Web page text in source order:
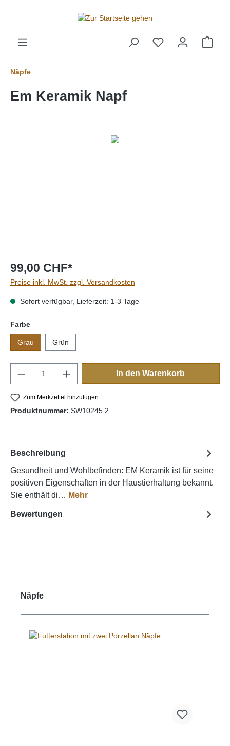
Näpfe
Em Keramik Napf
99,00 CHF*
Preise inkl. MwSt. zzgl. Versandkosten
Sofort verfügbar, Lieferzeit: 1-3 Tage
Farbeauswählen
Grau Grün
Produkt Anzahl: Gib den gewünschten
In den Warenkorb
Zum Merkzettel hinzufügen
Produktnummer: SW10245.2
Beschreibung
Gesundheit und Wohlbefinden: EM Keramik ist für seine
positiven Eigenschaften in der Haustierhaltung bekannt.
Sie enthält di… Mehr
Bewertungen
Produktgalerie überspringen
Näpfe